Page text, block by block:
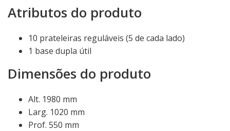
Atributos do produto
10 prateleiras reguláveis (5 de cada lado)
1 base dupla útil
Dimensões do produto
Alt. 1980 mm
Larg. 1020 mm
Prof. 550 mm